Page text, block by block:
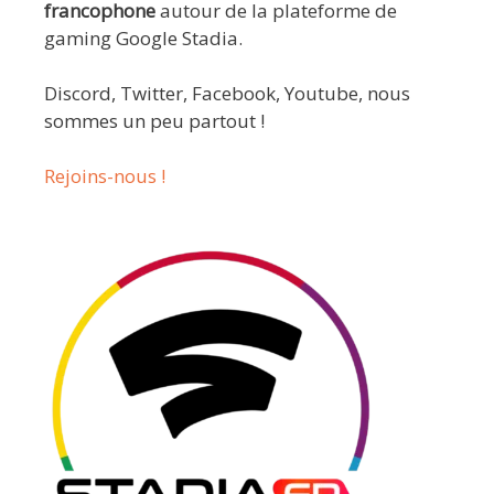
francophoneautour de la plateforme de
gaming Google Stadia.
Discord, Twitter, Facebook, Youtube, nous
sommes un peu partout !
Rejoins-nous !